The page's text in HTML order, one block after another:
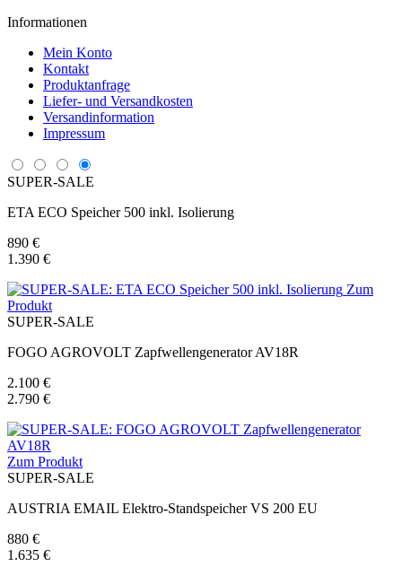
Informationen
Mein Konto
Kontakt
Produktanfrage
Liefer- und Versandkosten
Versandinformation
Impressum
SUPER-SALE
ETA ECO Speicher 500 inkl. Isolierung
890 €
1.390 €
Zum
Produkt
SUPER-SALE
FOGO AGROVOLT Zapfwellengenerator AV18R
2.100 €
2.790 €
Zum Produkt
SUPER-SALE
AUSTRIA EMAIL Elektro-Standspeicher VS 200 EU
880 €
1.635 €